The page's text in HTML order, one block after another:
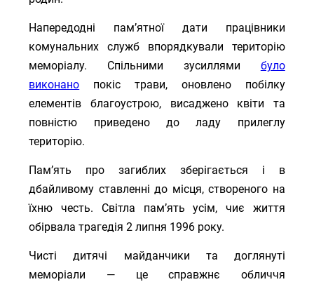
Напередодні пам’ятної дати працівники
комунальних служб впорядкували територію
меморіалу. Спільними зусиллями було
виконано покіс трави, оновлено побілку
елементів благоустрою, висаджено квіти та
повністю приведено до ладу прилеглу
територію.
Пам’ять про загиблих зберігається і в
дбайливому ставленні до місця, створеного на
їхню честь. Світла пам’ять усім, чиє життя
обірвала трагедія 2 липня 1996 року.
Чисті дитячі майданчики та доглянуті
меморіали — це справжнє обличчя